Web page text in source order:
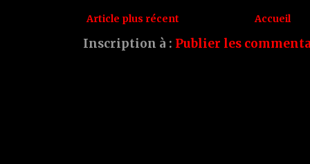
Article plus récent Accueil
Inscription à : Publier les